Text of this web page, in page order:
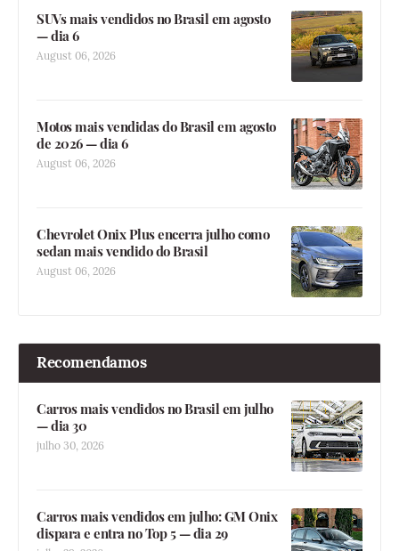
SUVs mais vendidos no Brasil em agosto
— dia 6
August 06, 2026
Motos mais vendidas do Brasil em agosto
de 2026 — dia 6
August 06, 2026
Chevrolet Onix Plus encerra julho como
sedan mais vendido do Brasil
August 06, 2026
Recomendamos
Carros mais vendidos no Brasil em julho
— dia 30
julho 30, 2026
Carros mais vendidos em julho: GM Onix
dispara e entra no Top 5 — dia 29